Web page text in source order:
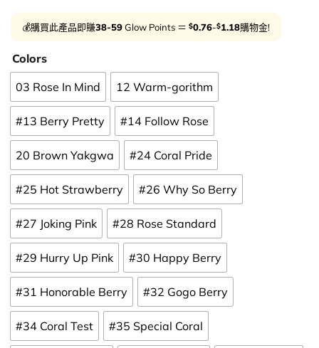
💰購買此產品即賺38-59Glow Points ＝ $0.76-$1.18購物金!
Colors
03 Rose In Mind 12 Warm-gorithm
#13 Berry Pretty #14 Follow Rose
20 Brown Yakgwa #24 Coral Pride
#25 Hot Strawberry #26 Why So Berry
#27 Joking Pink #28 Rose Standard
#29 Hurry Up Pink #30 Happy Berry
#31 Honorable Berry #32 Gogo Berry
#34 Coral Test #35 Special Coral